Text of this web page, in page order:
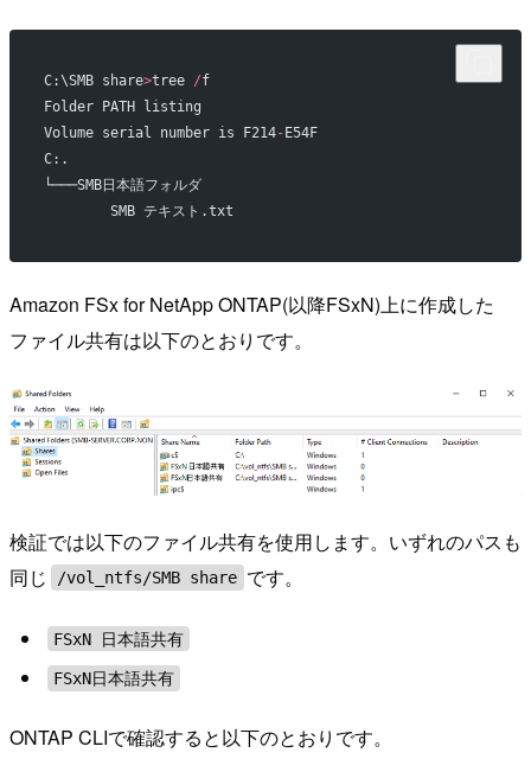
C:\SMB share>tree /f
Folder PATH listing
Volume serial number is F214- E54F
C:.
└───SMB日本語フォルダ
        SMB テキスト.txt
Amazon FSx for NetApp ONTAP(以降FSxN)上に作成した
ファイル共有は以下のとおりです。
検証では以下のファイル共有を使用します。いずれのパスも
同じ
/vol_ntfs/SMB share です。
FSxN 日本語共有
FSxN日本語共有
ONTAP CLIで確認すると以下のとおりです。